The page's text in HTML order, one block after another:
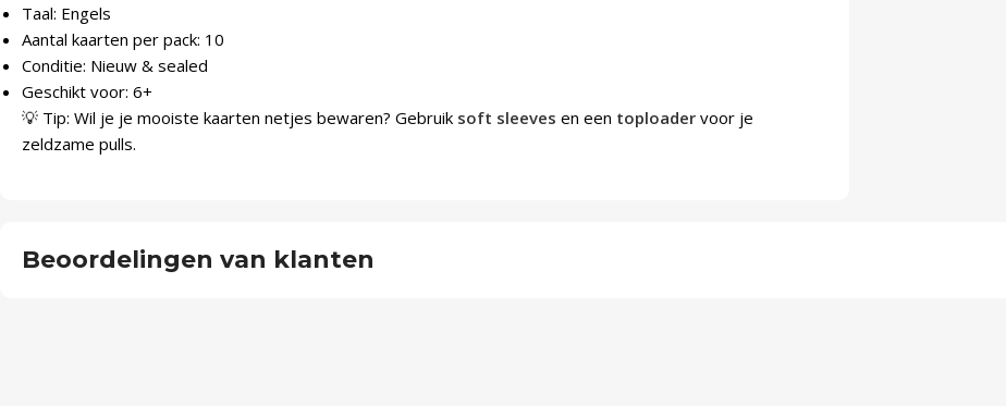
Taal: Engels
Aantal kaarten per pack: 10
Conditie: Nieuw & sealed
Geschikt voor: 6+
💡 Tip: Wil je je mooiste kaarten netjes bewaren? Gebruik soft sleeves en een toploader voor je
zeldzame pulls.
Beoordelingen van klanten